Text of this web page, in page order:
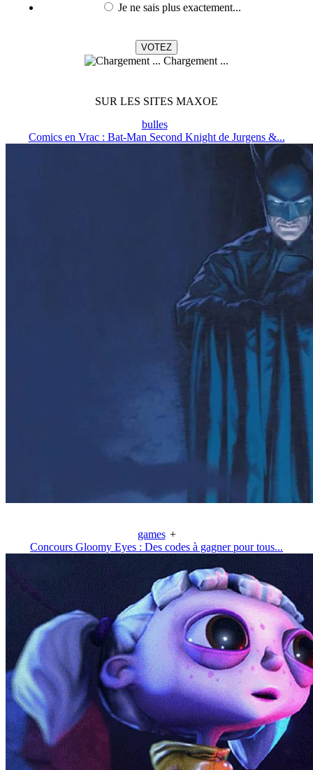
Je ne sais plus exactement...
Chargement ...
SUR LES SITES MAXOE
bulles
Comics en Vrac : Bat-Man Second Knight de Jurgens &...
games +
Concours Gloomy Eyes : Des codes à gagner pour tous...